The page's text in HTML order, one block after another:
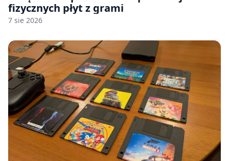
fizycznych płyt z grami
7 sie 2026